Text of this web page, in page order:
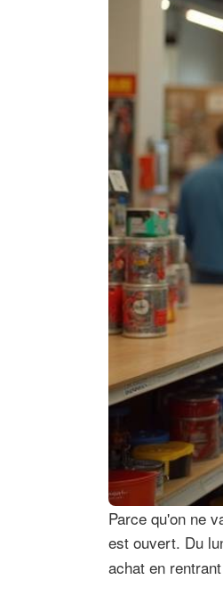
Parce qu'on ne
est ouvert. Du
achat en